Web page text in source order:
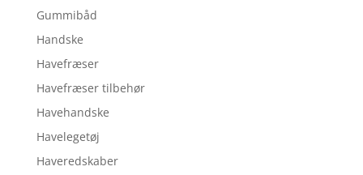
Gummibåd
Handske
Havefræser
Havefræser tilbehør
Havehandske
Havelegetøj
Haveredskaber